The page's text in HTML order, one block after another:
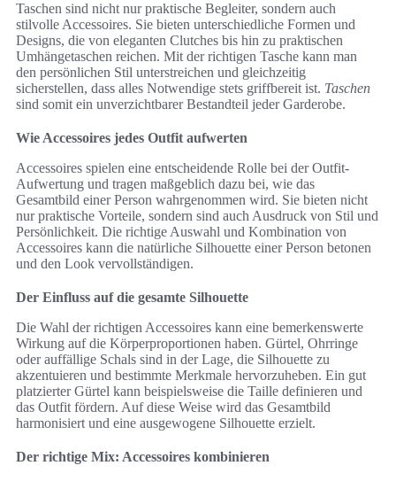
Taschen sind nicht nur praktische Begleiter, sondern auch
stilvolle Accessoires. Sie bieten unterschiedliche Formen und
Designs, die von eleganten Clutches bis hin zu praktischen
Umhängetaschen reichen. Mit der richtigen Tasche kann man
den persönlichen Stil unterstreichen und gleichzeitig
sicherstellen, dass alles Notwendige stets griffbereit ist. Taschen
sind somit ein unverzichtbarer Bestandteil jeder Garderobe.
Wie Accessoires jedes Outfit aufwerten
Accessoires spielen eine entscheidende Rolle bei der Outfit-
Aufwertung und tragen maßgeblich dazu bei, wie das
Gesamtbild einer Person wahrgenommen wird. Sie bieten nicht
nur praktische Vorteile, sondern sind auch Ausdruck von Stil und
Persönlichkeit. Die richtige Auswahl und Kombination von
Accessoires kann die natürliche Silhouette einer Person betonen
und den Look vervollständigen.
Der Einfluss auf die gesamte Silhouette
Die Wahl der richtigen Accessoires kann eine bemerkenswerte
Wirkung auf die Körperproportionen haben. Gürtel, Ohrringe
oder auffällige Schals sind in der Lage, die Silhouette zu
akzentuieren und bestimmte Merkmale hervorzuheben. Ein gut
platzierter Gürtel kann beispielsweise die Taille definieren und
das Outfit fördern. Auf diese Weise wird das Gesamtbild
harmonisiert und eine ausgewogene Silhouette erzielt.
Der richtige Mix: Accessoires kombinieren